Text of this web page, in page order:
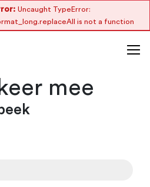
Uncaught TypeError:
is not a function
mee